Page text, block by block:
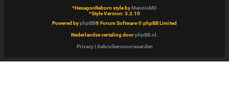
*HexagonReborn style byMannixMD
*Style Version: 3.2.10
Powered byphpBB® Forum Software © phpBB Limited
Nederlandse vertaling doorphpBB.nl .
Privacy| Gebruikersvoorwaarden